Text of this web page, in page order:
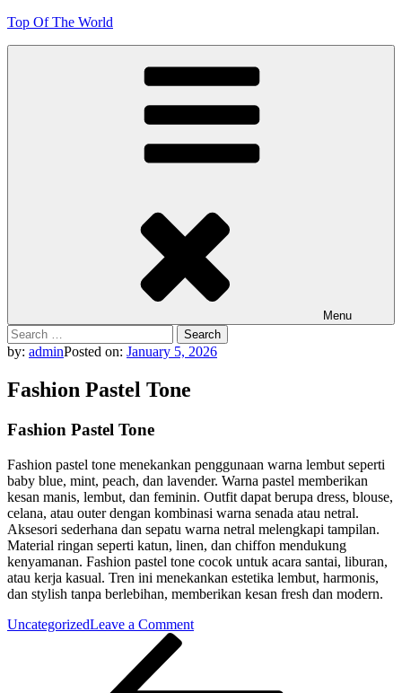
Skip
Top Of The World
Menu
Search
for:
by: adminPosted on: January 5, 2026
Fashion Pastel Tone
Fashion Pastel Tone
Fashion pastel tone menekankan penggunaan warna lembut seperti
baby blue, mint, peach, dan lavender. Warna pastel memberikan
kesan manis, lembut, dan feminin. Outfit dapat berupa dress, blouse,
celana, atau outer dengan kombinasi warna senada atau netral.
Aksesori sederhana dan sepatu warna netral melengkapi tampilan.
Material ringan seperti katun, linen, dan chiffon mendukung
kenyamanan. Fashion pastel tone cocok untuk acara santai, liburan,
atau kerja kasual. Tren ini menekankan estetika lembut, harmonis,
dan stylish tanpa berlebihan, memberikan kesan fresh dan modern.
UncategorizedLeave a Commenton